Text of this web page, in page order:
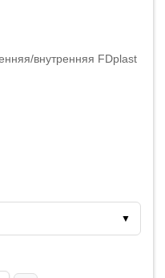
внутренняя FDplast
▼